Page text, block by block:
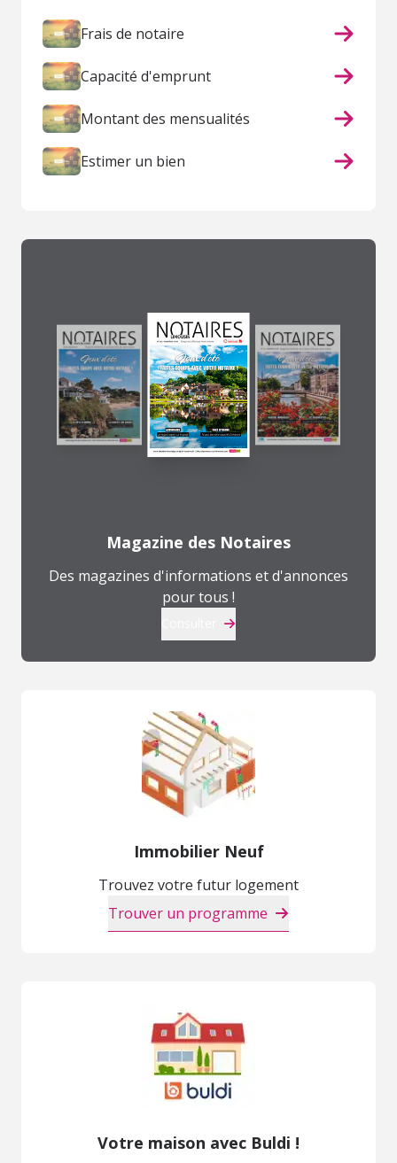
Frais de notaire
Capacité d'emprunt
Montant des mensualités
Estimer un bien
Magazine des Notaires
Des magazines d'informations et d'annonces
pour tous !
Immobilier Neuf
Trouvez votre futur logement
Trouver un programme
Votre maison avec Buldi !